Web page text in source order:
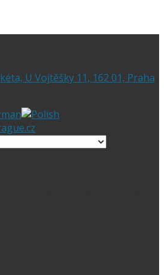
U Vojtěšky 11, 162 01, Praha